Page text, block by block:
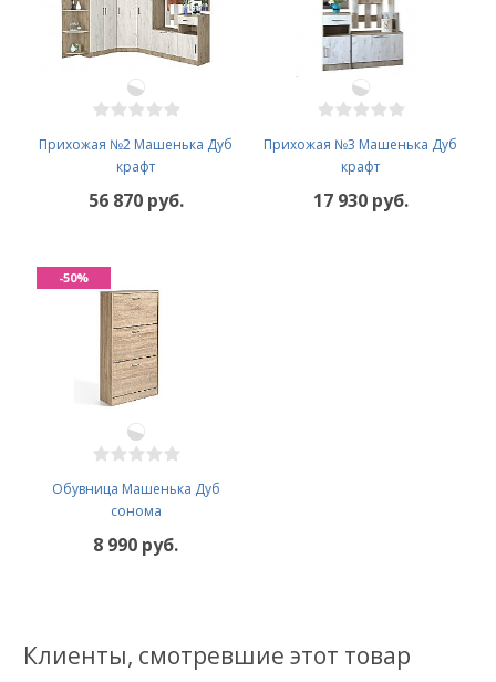
Прихожая №2 Машенька Дуб
крафт
56 870 руб.
Прихожая №3 Машенька Дуб
крафт
17 930 руб.
Обувница Машенька Дуб
сонома
8 990 руб.
-50%
Клиенты, смотревшие этот товар